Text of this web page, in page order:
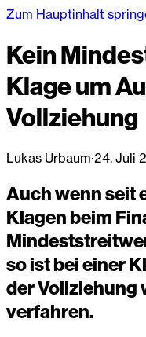
Zum Hauptinhalt
Kein
Klage um
Vollziehung
Lukas Urbaum·24. Juli
Auch wenn seit
Klagen beim
so ist bei einer
der Vollziehung
verfahren.